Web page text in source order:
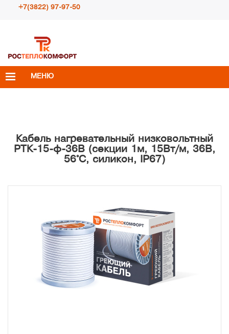
+7(3822) 97-97-50
info@rosteplokomfort.ru
МЕНЮ
Кабель нагревательный низковольтный
РТК-15-ф-36В (секции 1м, 15Вт/м, 36В,
56°С, силикон, IP67)